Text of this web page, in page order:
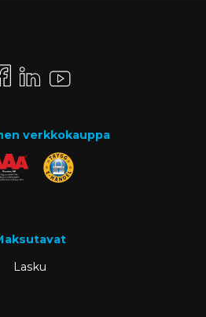
verkkokauppa
Lasku